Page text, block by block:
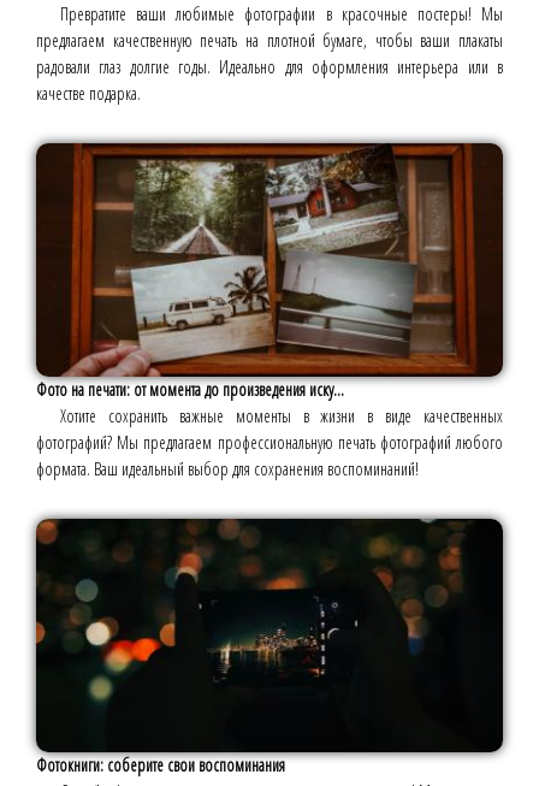
Превратите ваши любимые фотографии в красочные постеры! Мы
предлагаем качественную печать на плотной бумаге, чтобы ваши плакаты
радовали глаз долгие годы. Идеально для оформления интерьера или в
качестве подарка.
Фото на печати: от момента до произведения иску...
Хотите сохранить важные моменты в жизни в виде качественных
фотографий? Мы предлагаем профессиональную печать фотографий любого
формата. Ваш идеальный выбор для сохранения воспоминаний!
Фотокниги: соберите свои воспоминания